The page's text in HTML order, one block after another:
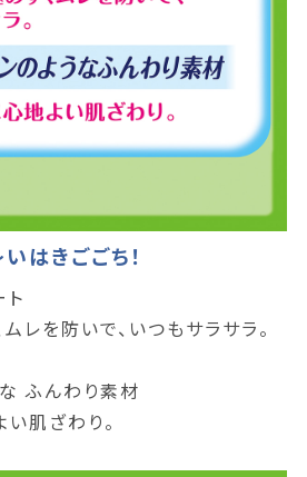
はきごごち！
レを防いで、いつもサラサラ。
ふんわり素材
肌ざわり。